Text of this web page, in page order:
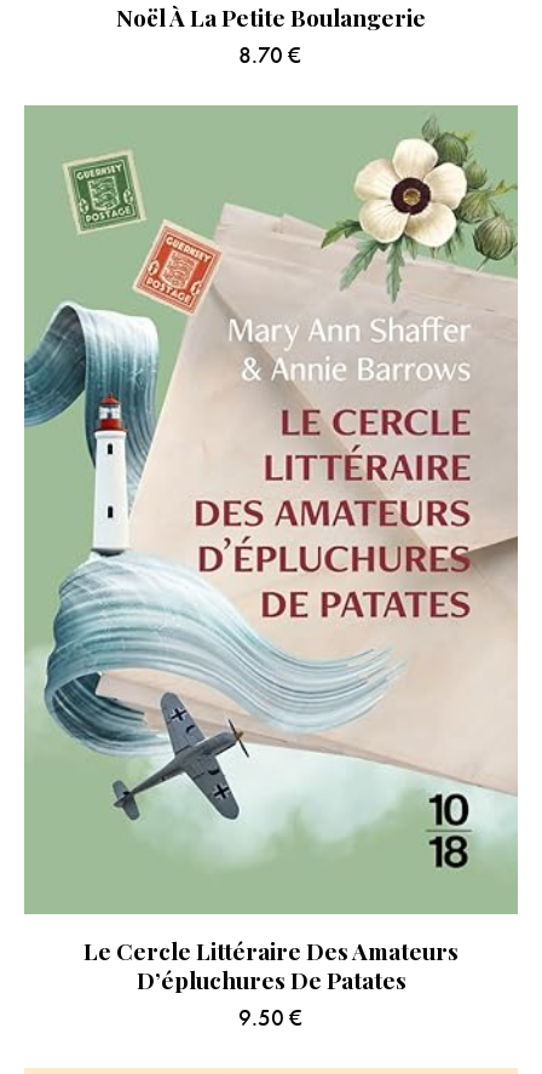
Noël À La Petite Boulangerie
8.70 €
Le Cercle Littéraire Des Amateurs
D’épluchures De Patates
9.50 €